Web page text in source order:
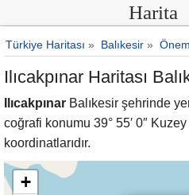
Harita
Türkiye Haritası » Balıkesir »
Ilıcakpınar Haritası
Ilıcakpınar Balıkesir şehrinde
coğrafi konumu 39° 55′ 0″
koordinatlarıdır.
+